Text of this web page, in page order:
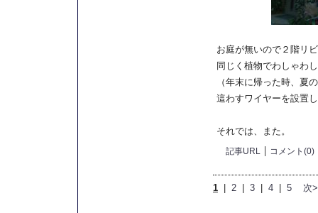
お庭が無いので２階リ
同じく植物でわしゃわ
（年末に帰った時、夏
這わすワイヤーを設置
それでは、また。
記事URL コメント(0)
1 2 3 4 5 次>